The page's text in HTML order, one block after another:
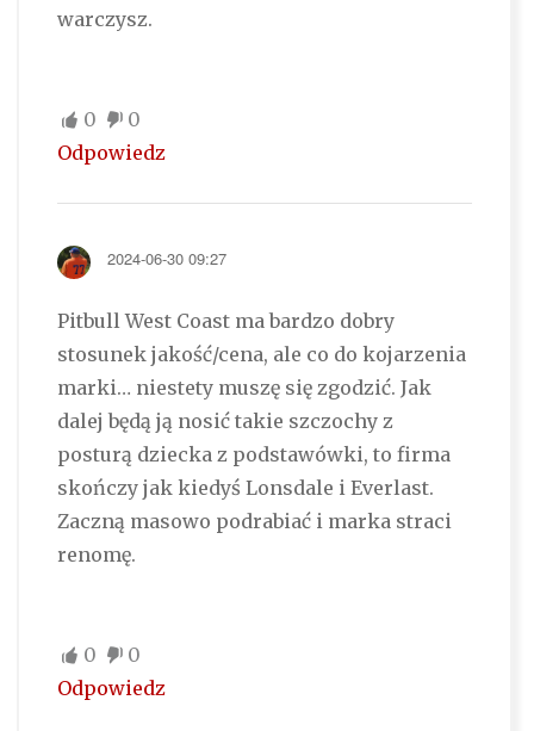
warczysz.
0
0
Odpowiedz
2024-06-30 09:27
Pitbull West Coast ma bardzo dobry
stosunek jakość/cena, ale co do kojarzenia
marki… niestety muszę się zgodzić. Jak
dalej będą ją nosić takie szczochy z
posturą dziecka z podstawówki, to firma
skończy jak kiedyś Lonsdale i Everlast.
Zaczną masowo podrabiać i marka straci
renomę.
0
0
Odpowiedz